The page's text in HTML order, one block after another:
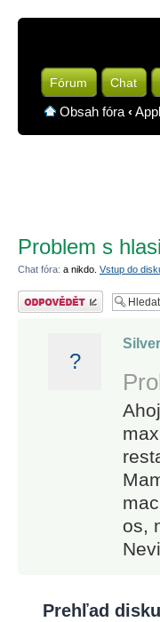
Fórum Chat
Obsah fóra ‹
Problem s
Chat fóra: a nikdo. Vstup do
Odeslat odpověď
?
os,
Prehľad